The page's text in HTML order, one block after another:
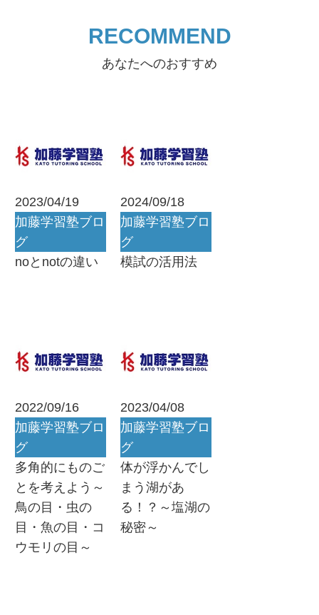
RECOMMEND
あなたへのおすすめ
2023/04/19
加藤学習塾ブロ
グ
noとnotの違い
2024/09/18
加藤学習塾ブロ
グ
模試の活用法
2022/09/16
加藤学習塾ブロ
グ
多角的にものご
とを考えよう～
鳥の目・虫の
目・魚の目・コ
ウモリの目～
2023/04/08
加藤学習塾ブロ
グ
体が浮かんでし
まう湖があ
る！？～塩湖の
秘密～